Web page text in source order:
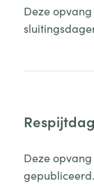
Deze
Deze
gepubliceerd.